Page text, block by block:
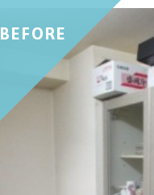
BEFORE